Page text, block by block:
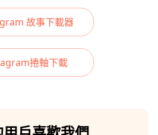
故事下載器
捲軸下載